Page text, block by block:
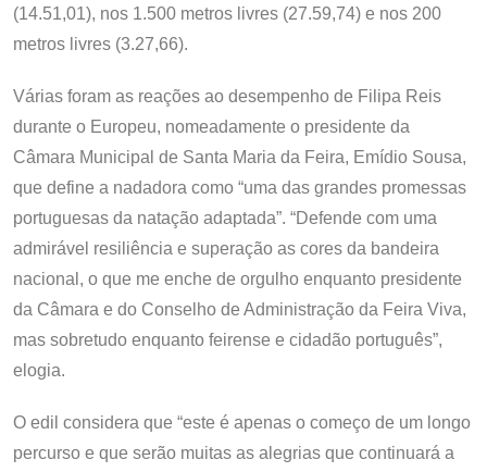
(14.51,01), nos 1.500 metros livres (27.59,74) e nos 200
metros livres (3.27,66).
Várias foram as reações ao desempenho de Filipa Reis
durante o Europeu, nomeadamente o presidente da
Câmara Municipal de Santa Maria da Feira, Emídio Sousa,
que define a nadadora como “uma das grandes promessas
portuguesas da natação adaptada”. “Defende com uma
admirável resiliência e superação as cores da bandeira
nacional, o que me enche de orgulho enquanto presidente
da Câmara e do Conselho de Administração da Feira Viva,
mas sobretudo enquanto feirense e cidadão português”,
elogia.
O edil considera que “este é apenas o começo de um longo
percurso e que serão muitas as alegrias que continuará a